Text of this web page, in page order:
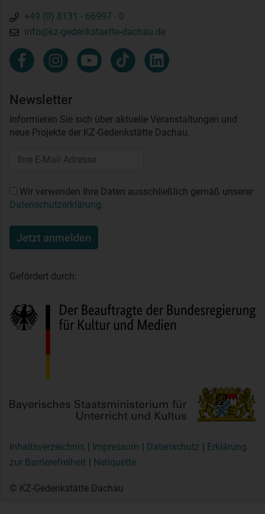
+49 (0) 8131 - 66997 - 0
info@kz-gedenkstaette-dachau.de
Newsletter
Informieren Sie sich über aktuelle Veranstaltungen und
neue Projekte der KZ-Gedenkstätte Dachau.
Wir verwenden Ihre Daten ausschließlich gemäß unserer
Datenschutzerklärung.
Jetzt anmelden
Gefördert durch:
Inhaltsverzeichnis Impressum Datenschutz
Erklärung
zur Barrierefreiheit
Netiquette
© KZ-Gedenkstätte Dachau